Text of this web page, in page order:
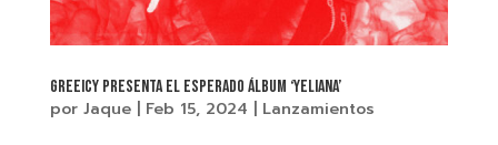
Greeicy presenta el esperado álbum ‘Yeliana’
por Jaque| Feb 15, 2024 Lanzamientos